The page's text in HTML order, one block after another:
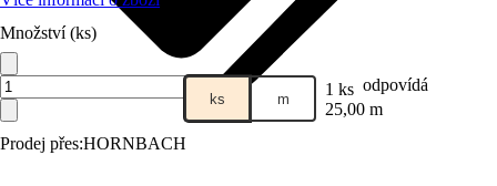
Prodej přes:HORNBACH
Množství (ks)
ks m 1 ks odpovídá
25,00 m